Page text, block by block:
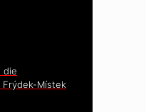
die
Místek